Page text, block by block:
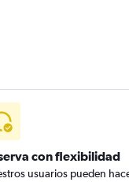
con flexibilidad
usuarios pueden